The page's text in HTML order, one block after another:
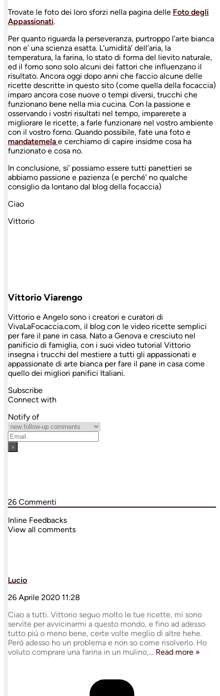
Trovate le foto dei loro sforzi nella pagina delle Foto degli
Appassionati.
Per quanto riguarda la perseveranza, purtroppo l’arte bianca
non e’ una scienza esatta. L’umidità’ dell’aria, la
temperatura, la farina, lo stato di forma del lievito naturale,
ed il forno sono solo alcuni dei fattori che influenzano il
risultato. Ancora oggi dopo anni che faccio alcune delle
ricette descritte in questo sito (come quella della focaccia)
imparo ancora cose nuove o tempi diversi, trucchi che
funzionano bene nella mia cucina. Con la passione e
osservando i vostri risultati nel tempo, imparerete a
migliorare le ricette, a farle funzionare nel vostro ambiente
con il vostro forno. Quando possibile, fate una foto e
mandatemela e cerchiamo di capire insidme cosa ha
funzionato e cosa no.
In conclusione, si’ possiamo essere tutti panettieri se
abbiamo passione e pazienza (e perché’ no qualche
consiglio da lontano dal blog della focaccia)
Ciao
Vittorio
Vittorio Viarengo
Vittorio e Angelo sono i creatori e curatori di
VivaLaFocaccia.com, il blog con le video ricette semplici
per fare il pane in casa. Nato a Genova e cresciuto nel
panificio di famiglia, con i suoi video tutorial Vittorio
insegna i trucchi del mestiere a tutti gli appassionati e
appassionate di arte bianca per fare il pane in casa come
quello dei migliori panifici Italiani.
Subscribe
Connect with
Notify of
26 Commenti
Inline Feedbacks
View all comments
Lucio
26 Aprile 2020 11:28
Ciao a tutti. Vittorio seguo molto le tue ricette, mi sono
servite per avvicinarmi a questo mondo, e fino ad adesso
tutto piú o meno bene, certe volte meglio di altre hehe.
Peró adesso ho un problema e non so come risolverlo. Ho
voluto comprare una farina in un mulino,… Read more »